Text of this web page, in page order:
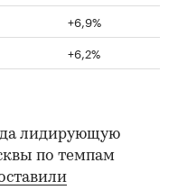
+6,9%
+6,2%
лидирующую
по темпам